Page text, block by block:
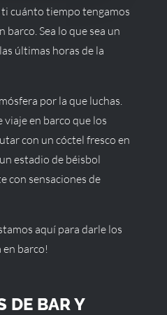
cuánto tiempo tengamos
barco. Sea lo que sea un
últimas horas de la
por la que luchas.
viaje en barco que los
con un cóctel fresco en
estadio de béisbol
con sensaciones de
aquí para darle los
barco!
DE BAR Y